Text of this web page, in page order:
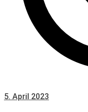
5. April 2023